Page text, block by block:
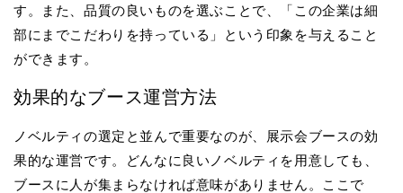
す。また、品質の良いものを選ぶことで、「この企業は細
部にまでこだわりを持っている」という印象を与えること
ができます。
効果的なブース運営方法
ノベルティの選定と並んで重要なのが、展示会ブースの効
果的な運営です。どんなに良いノベルティを用意しても、
ブースに人が集まらなければ意味がありません。ここで